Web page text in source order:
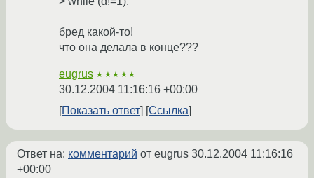
бред какой-то!
что она делала в конце???
eugrus ★★★★★
30.12.2004 11:16:16 +00:00
Показать ответ
Ссылка
Ответ на: комментарий от eugrus 30.12.2004 11:16:16
+00:00